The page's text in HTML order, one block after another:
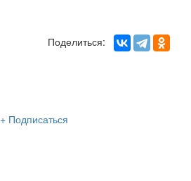
Поделиться:
+ Подписаться